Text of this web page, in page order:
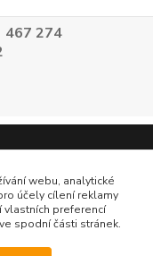
467 274
webu, analytické
účely cílení reklamy
vlastních preferencí
spodní části stránek.